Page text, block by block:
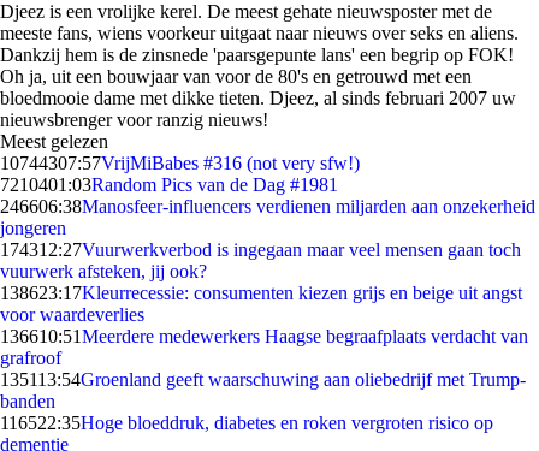
Djeez is een vrolijke kerel. De meest gehate nieuwsposter met de
meeste fans, wiens voorkeur uitgaat naar nieuws over seks en aliens.
Dankzij hem is de zinsnede 'paarsgepunte lans' een begrip op FOK!
Oh ja, uit een bouwjaar van voor de 80's en getrouwd met een
bloedmooie dame met dikke tieten. Djeez, al sinds februari 2007 uw
nieuwsbrenger voor ranzig nieuws!
Meest gelezen
10744307:57VrijMiBabes #316 (not very sfw!)
7210401:03Random Pics van de Dag #1981
246606:38Manosfeer-influencers verdienen miljarden aan onzekerheid
jongeren
174312:27Vuurwerkverbod is ingegaan maar veel mensen gaan toch
vuurwerk afsteken, jij ook?
138623:17Kleurrecessie: consumenten kiezen grijs en beige uit angst
voor waardeverlies
136610:51Meerdere medewerkers Haagse begraafplaats verdacht van
grafroof
135113:54Groenland geeft waarschuwing aan oliebedrijf met Trump-
banden
116522:35Hoge bloeddruk, diabetes en roken vergroten risico op
dementie